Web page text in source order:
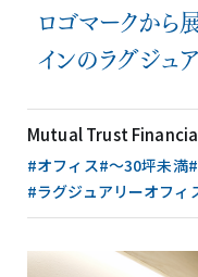
ロゴマークから
インのラグジュ
Mutual Trust
#オフィス#〜30坪未満
#ラグジュアリーオフィ